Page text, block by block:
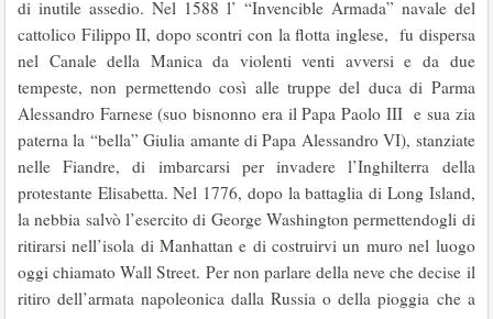
di inutile assedio. Nel 1588 l’ “Invencible Armada” navale del
cattolico Filippo II, dopo scontri con la flotta inglese, fu dispersa
nel Canale della Manica da violenti venti avversi e da due
tempeste, non permettendo così alle truppe del duca di Parma
Alessandro Farnese (suo bisnonno era il Papa Paolo III e sua zia
paterna la “bella” Giulia amante di Papa Alessandro VI), stanziate
nelle Fiandre, di imbarcarsi per invadere l’Inghilterra della
protestante Elisabetta. Nel 1776, dopo la battaglia di Long Island,
la nebbia salvò l’esercito di George Washington permettendogli di
ritirarsi nell’isola di Manhattan e di costruirvi un muro nel luogo
oggi chiamato Wall Street. Per non parlare della neve che decise il
ritiro dell’armata napoleonica dalla Russia o della pioggia che a